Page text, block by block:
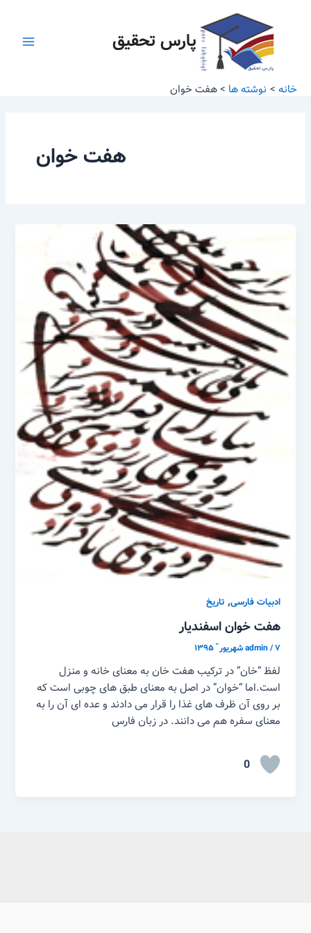
پارس تحقیق
خانه نوشته ها هفت خوان
هفت خوان
ادبیات فارسی, تاریخ
هفت خوان اسفندیار
admin/۷ شهریور ّ ۱۳۹۵
لفظ “خان” در ترکیب هفت خان به معنای خانه و منزل
است.اما “خوان” در اصل به معنای طبق های چوبی است که
بر روی آن ظرف های غذا را قرار می دادند و عده ای آن را به
معنای سفره هم می دانند. در زبان فارس
0